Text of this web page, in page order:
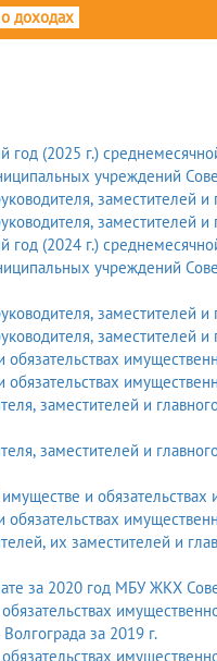
доходах
их заместителей
учреждений
заместителей
заместителей
их заместителей
учреждений
заместителей
заместителей
заместителей и
заместителей и
и обязательствах
их заместителей и
за 2020 год МБУ ЖКХ
служащими администрации Советского района Волгограда за 2019 г.